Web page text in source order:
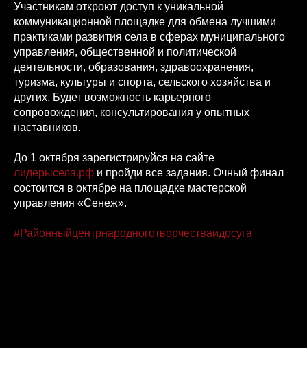
Участникам откроют доступ к уникальной
коммуникационной площадке для обмена лучшими
практиками развития села в сферах муниципального
управления, общественной и политической
деятельности, образования, здравоохранения,
туризма, культуры и спорта, сельского хозяйства и
других. Будет возможность карьерного
сопровождения, консультирования у опытных
наставников.
До 1 октября зарегистрируйся на сайте
лидерысела.рф и пройди все задания. Очный финал
состоится в октябре на площадке мастерской
управления «Сенеж».
#Районныйцентрнародноготворчестваидосуга